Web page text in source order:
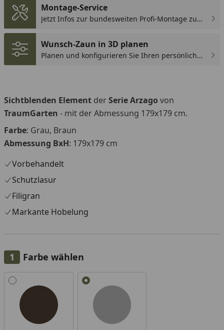
Montage-Service
Jetzt Infos zur bundesweiten Profi-Montage zum
Wunsch-Zaun in 3D planen
Planen und konfigurieren Sie Ihren persönlichen
Sichtblenden Element derSerie Arzago von
TraumGarten - mit der Abmessung 179x179 cm.
Farbe: Grau, Braun
Abmessung BxH: 179x179 cm
Vorbehandelt
Schutzlasur
Filigran
Markante Hobelung
Farbe wählen
Alle anzeigen (2)